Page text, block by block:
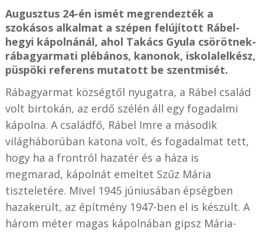
Augusztus 24-én ismét megrendezték a
szokásos alkalmat a szépen felújított Rábel-
hegyi kápolnánál, ahol Takács Gyula csörötnek-
rábagyarmati plébános, kanonok, iskolalelkész,
püspöki referens mutatott be szentmisét.
Rábagyarmat községtől nyugatra, a Rábel család
volt birtokán, az erdő szélén áll egy fogadalmi
kápolna. A családfő, Rábel Imre a második
világháborúban katona volt, és fogadalmat tett,
hogy ha a frontról hazatér és a háza is
megmarad, kápolnát emeltet Szűz Mária
tiszteletére. Mivel 1945 júniusában épségben
hazakerült, az építmény 1947-ben el is készült. A
három méter magas kápolnában gipsz Mária-